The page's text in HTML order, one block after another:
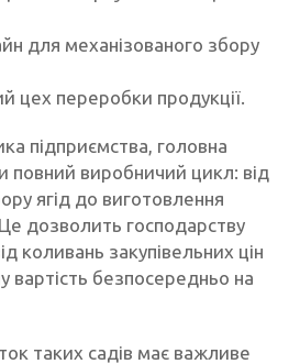
для механізованого збору
цех переробки продукції.
підприємства, головна
повний виробничий цикл: від
ягід до виготовлення
Це дозволить господарству
коливань закупівельних цін
вартість безпосередньо на
таких садів має важливе